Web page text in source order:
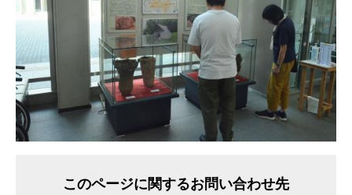
このページに関するお問い合わせ先